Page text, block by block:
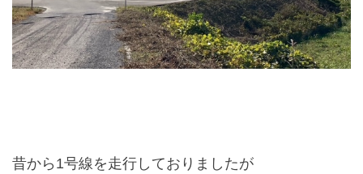
昔から 1号線を走行しておりましたが